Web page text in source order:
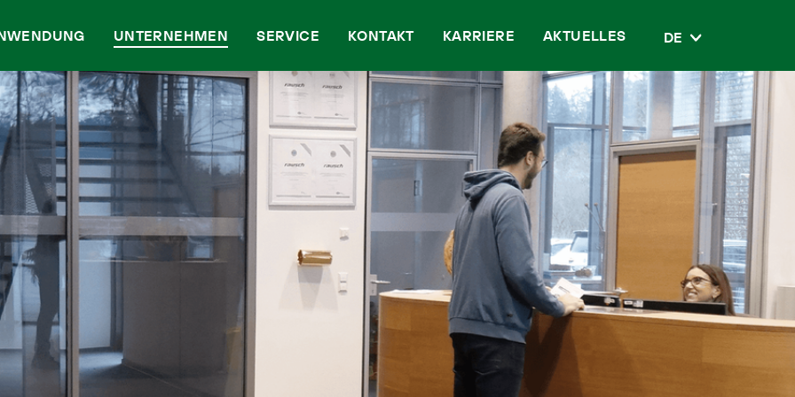
UNTERNEHMEN SERVICE KONTAKT KARRIERE AKTUELLES DE